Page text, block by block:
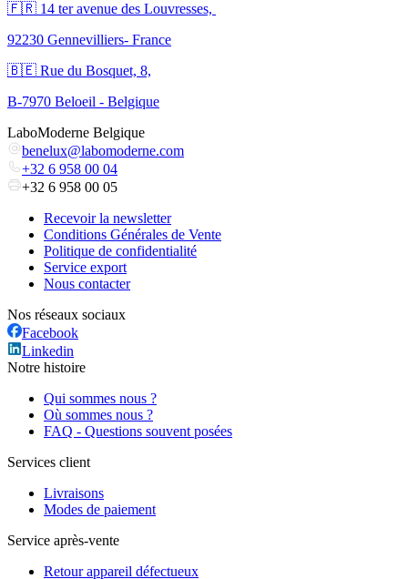
🇫🇷 ​14 ter avenue des Louvresses,
92230 Gennevilliers- France
🇧🇪 Rue du Bosquet, 8,
B-7970 Beloeil - Belgique
LaboModerne Belgique
benelux@labomoderne.com
+32 6 958 00 04
+32 6 958 00 05
Recevoir la newsletter
Conditions Générales de Vente
Politique de confidentialité
Service export
Nous contacter
Nos réseaux sociaux
Facebook
Linkedin
Notre histoire
Qui sommes nous ?
Où sommes nous ?
FAQ - Questions souvent posées
Services client
Livraisons
Modes de paiement
Service après-vente
Retour appareil défectueux